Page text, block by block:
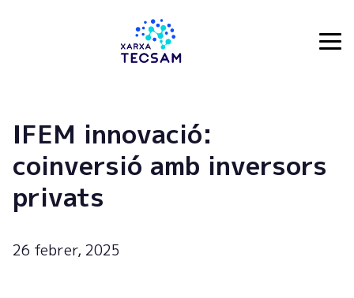
IFEM innovació:
coinversió amb inversors
privats
26 febrer, 2025